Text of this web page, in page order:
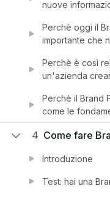
nuove
Perchè oggi il
importante che
Perchè è così
un'azienda
Perchè il Brand
come le
4 Come fare
Introduzione
Test: hai una